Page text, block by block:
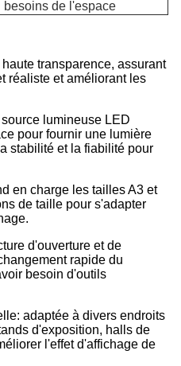
besoins de l'espace
transparence, assurant
réaliste et améliorant les
lumineuse LED
pour fournir une lumière
stabilité et la fiabilité pour
en charge les tailles A3 et
de taille pour s'adapter
d'ouverture et de
rapide du
besoin d'outils
adaptée à divers endroits
d'exposition, halls de
l'effet d'affichage de